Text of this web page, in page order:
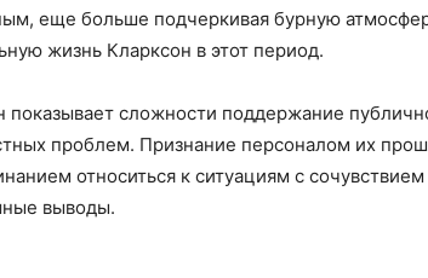
еще больше подчеркивая бурную
жизнь Кларксон в этот период.
показывает сложности поддержание
проблем. Признание персоналом их
относиться к ситуациям с
выводы.